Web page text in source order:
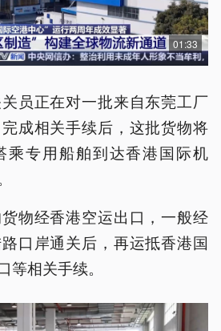
01:33
员正在对一批来自东莞工厂
成相关手续后，这批货物将
乘专用船舶到达香港国际机
物经香港空运出口，一般经
口岸通关后，再运抵香港国
等相关手续。